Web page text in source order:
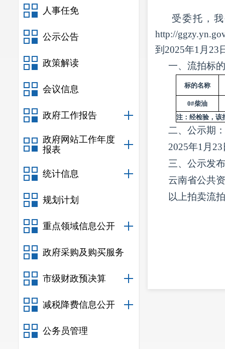
人事任免
公示公告
政策解读
会议信息
政府工作报告
政府网站工作年度
报表
统计信息
规划计划
重点领域信息公开
政府采购及购买服务
市级财政预决算
减税降费信息公开
公务员管理
受委托，
http://
到2025年1月23
一、流拍标
标的名称
0#柴油
注：经检验，该
二、公示期：
2025年1月
三、公示发
云南省公共
以上拍卖流